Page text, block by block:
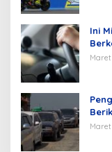
Ini
Maret
Maret